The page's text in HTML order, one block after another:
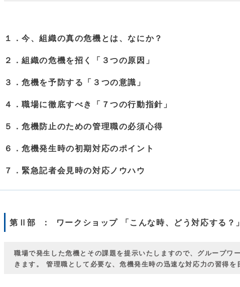
１．今、組織の真の危機とは、なにか？
２．組織の危機を招く「３つの原因」
３．危機を予防する「３つの意識」
４．職場に徹底すべき「７つの行動指針」
５．危機防止のための管理職の必須心得
６．危機発生時の初期対応のポイント
７．緊急記者会見時の対応ノウハウ
第Ⅱ部 ： ワークショップ 「こんな時、どう対応する？」
職場で発生した危機とその課題を提示いたしますので、グループワ
きます。 管理職として必要な、危機発生時の迅速な対応力の習得を